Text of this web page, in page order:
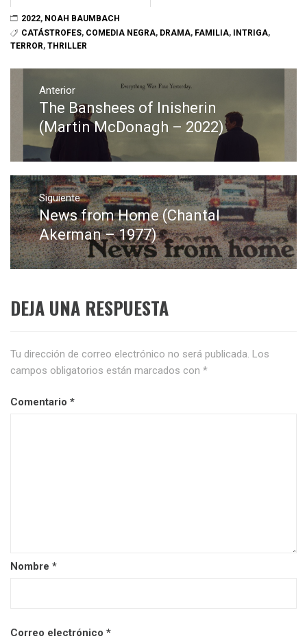
2022, NOAH BAUMBACH
CATÁSTROFES, COMEDIA NEGRA, DRAMA, FAMILIA, INTRIGA,
TERROR, THRILLER
Navegación
entradas
Anterior
Entrada
anterior:
The Banshees of Inisherin
(Martin McDonagh – 2022)
Siguiente
Entrada
siguiente:
News from Home (Chantal
Akerman – 1977)
DEJA UNA RESPUESTA
Tu dirección de correo electrónico no será publicada. Los
campos obligatorios están marcados con *
Comentario *
Nombre *
Correo electrónico *